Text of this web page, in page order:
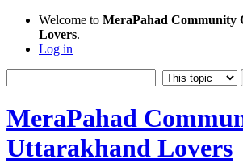
Welcome to MeraPahad Community
Lovers.
Log in
MeraPahad
Uttarakhand Lovers